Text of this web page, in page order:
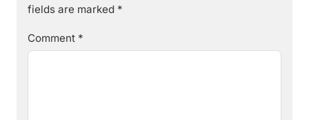
fields are marked *
Comment *